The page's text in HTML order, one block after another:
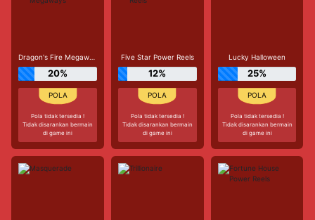
Dragon's Fire Megaways
20%
Pola tidak tersedia !
Tidak disarankan bermain
di game ini
Five Star Power Reels
12%
Pola tidak tersedia !
Tidak disarankan bermain
di game ini
Lucky Halloween
25%
Pola tidak tersedia !
Tidak disarankan bermain
di game ini